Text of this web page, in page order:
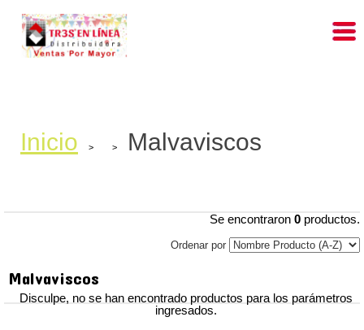
Inicio > > Malvaviscos
Se encontraron 0 productos.
Ordenar por
Malvaviscos
Disculpe, no se han encontrado productos para los parámetros
ingresados.